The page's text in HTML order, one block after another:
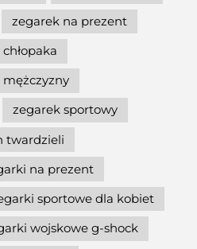
zegarek na prezent
zegarek sportowy
twardzieli
na prezent
sportowe dla kobiet
wojskowe g-shock